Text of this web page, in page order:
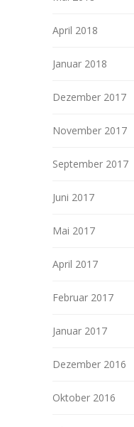
April 2018
Januar 2018
Dezember 2017
November 2017
September 2017
Juni 2017
Mai 2017
April 2017
Februar 2017
Januar 2017
Dezember 2016
Oktober 2016